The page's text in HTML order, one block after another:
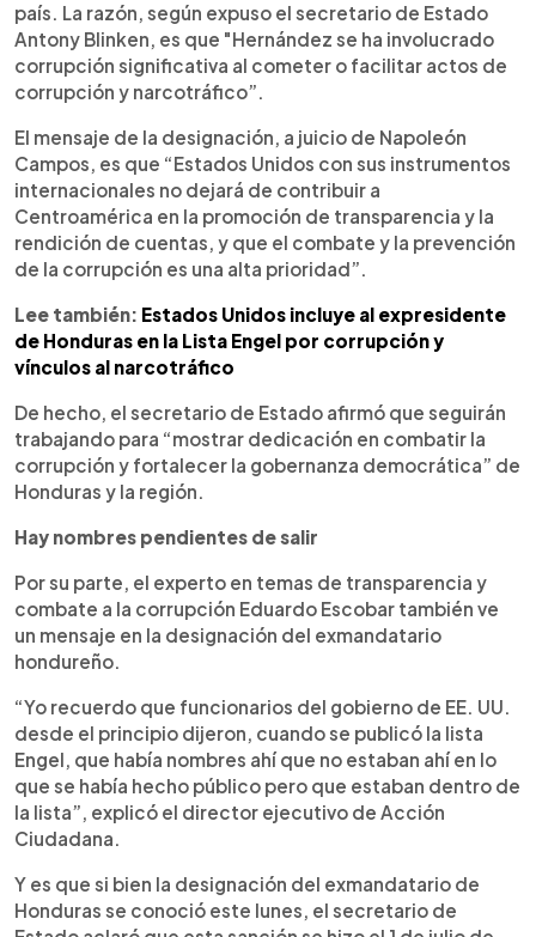
país. La razón, según expuso el secretario de Estado
Antony Blinken, es que "Hernández se ha involucrado
corrupción significativa al cometer o facilitar actos de
corrupción y narcotráfico”.
El mensaje de la designación, a juicio de Napoleón
Campos, es que “Estados Unidos con sus instrumentos
internacionales no dejará de contribuir a
Centroamérica en la promoción de transparencia y la
rendición de cuentas, y que el combate y la prevención
de la corrupción es una alta prioridad”.
Lee también: Estados Unidos incluye al expresidente
de Honduras en la Lista Engel por corrupción y
vínculos al narcotráfico
De hecho, el secretario de Estado afirmó que seguirán
trabajando para “mostrar dedicación en combatir la
corrupción y fortalecer la gobernanza democrática” de
Honduras y la región.
Hay nombres pendientes de salir
Por su parte, el experto en temas de transparencia y
combate a la corrupción Eduardo Escobar también ve
un mensaje en la designación del exmandatario
hondureño.
“Yo recuerdo que funcionarios del gobierno de EE. UU.
desde el principio dijeron, cuando se publicó la lista
Engel, que había nombres ahí que no estaban ahí en lo
que se había hecho público pero que estaban dentro de
la lista”, explicó el director ejecutivo de Acción
Ciudadana.
Y es que si bien la designación del exmandatario de
Honduras se conoció este lunes, el secretario de